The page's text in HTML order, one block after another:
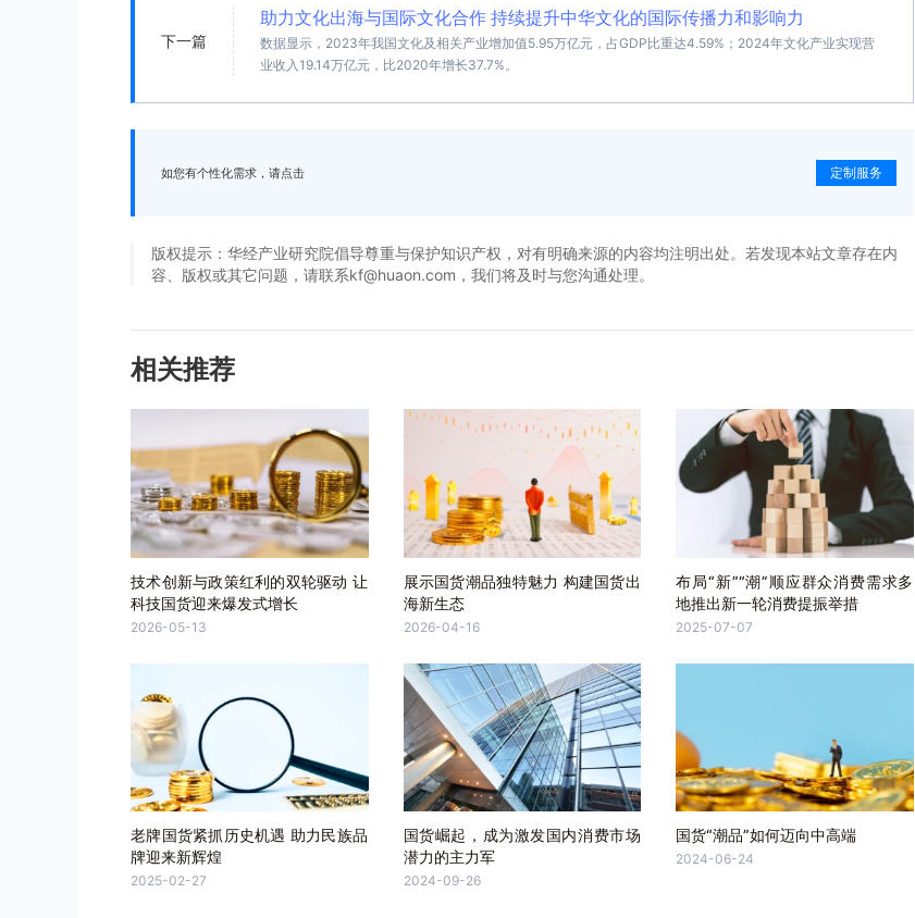
下一篇
助力文化出海与国际文化合作 持续提升中华文化的国际传播力和影响力
数据显示，2023年我国文化及相关产业增加值5.95万亿元，占GDP比重达4.59%；2024年文化产业实现营
业收入19.14万亿元，比2020年增长37.7%。
如您有个性化需求，请点击 定制服务
版权提示：华经产业研究院倡导尊重与保护知识产权，对有明确来源的内容均注明出处。若发现本站文章存在内
容、版权或其它问题，请联系kf@huaon.com，我们将及时与您沟通处理。
相关推荐
技术创新与政策红利的双轮驱动 让
科技国货迎来爆发式增长
2026-05-13
展示国货潮品独特魅力 构建国货出
海新生态
2026-04-16
布局“新”“潮”顺应群众消费需求多
地推出新一轮消费提振举措
2025-07-07
老牌国货紧抓历史机遇 助力民族品
牌迎来新辉煌
2025-02-27
国货崛起，成为激发国内消费市场
潜力的主力军
2024-09-26
国货“潮品”如何迈向中高端
2024-06-24